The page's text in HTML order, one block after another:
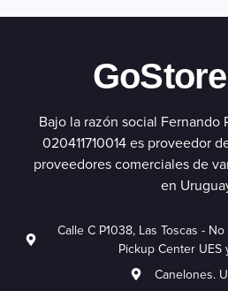
GoStore
Bajo la razón social Fernando
020411710014 es proveedor
proveedores comerciales de
en
Calle C P1038, Las Toscas -
Pickup Center UES
Canelones.